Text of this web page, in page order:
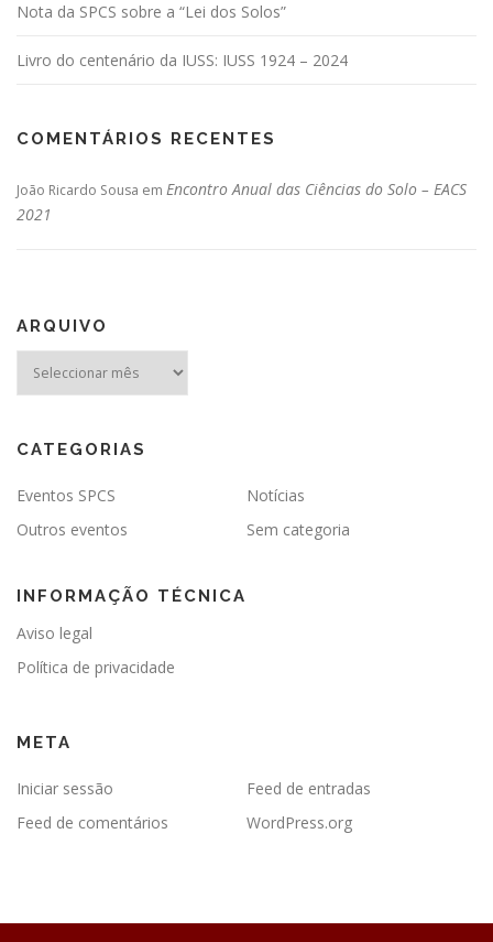
Nota da SPCS sobre a “Lei dos Solos”
Livro do centenário da IUSS: IUSS 1924 – 2024
COMENTÁRIOS RECENTES
João Ricardo Sousa em Encontro Anual das Ciências do Solo – EACS
2021
ARQUIVO
CATEGORIAS
Eventos SPCS
Notícias
Outros eventos
Sem categoria
INFORMAÇÃO TÉCNICA
Aviso legal
Política de privacidade
META
Iniciar sessão
Feed de entradas
Feed de comentários
WordPress.org